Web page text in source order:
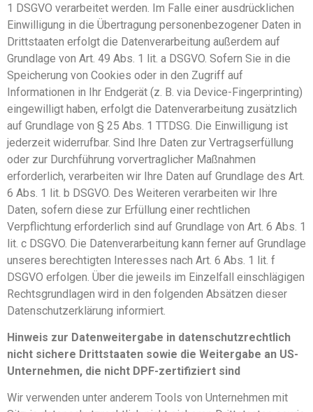
1 DSGVO verarbeitet werden. Im Falle einer ausdrücklichen
Einwilligung in die Übertragung personenbezogener Daten in
Drittstaaten erfolgt die Datenverarbeitung außerdem auf
Grundlage von Art. 49 Abs. 1 lit. a DSGVO. Sofern Sie in die
Speicherung von Cookies oder in den Zugriff auf
Informationen in Ihr Endgerät (z. B. via Device-Fingerprinting)
eingewilligt haben, erfolgt die Datenverarbeitung zusätzlich
auf Grundlage von § 25 Abs. 1 TTDSG. Die Einwilligung ist
jederzeit widerrufbar. Sind Ihre Daten zur Vertragserfüllung
oder zur Durchführung vorvertraglicher Maßnahmen
erforderlich, verarbeiten wir Ihre Daten auf Grundlage des Art.
6 Abs. 1 lit. b DSGVO. Des Weiteren verarbeiten wir Ihre
Daten, sofern diese zur Erfüllung einer rechtlichen
Verpflichtung erforderlich sind auf Grundlage von Art. 6 Abs. 1
lit. c DSGVO. Die Datenverarbeitung kann ferner auf Grundlage
unseres berechtigten Interesses nach Art. 6 Abs. 1 lit. f
DSGVO erfolgen. Über die jeweils im Einzelfall einschlägigen
Rechtsgrundlagen wird in den folgenden Absätzen dieser
Datenschutzerklärung informiert.
Hinweis zur Datenweitergabe in datenschutzrechtlich
nicht sichere Drittstaaten sowie die Weitergabe an US-
Unternehmen, die nicht DPF-zertifiziert sind
Wir verwenden unter anderem Tools von Unternehmen mit